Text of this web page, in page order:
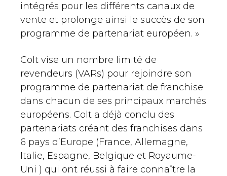
intégrés pour les différents canaux de
vente et prolonge ainsi le succès de son
programme de partenariat européen. »
Colt vise un nombre limité de
revendeurs (VARs) pour rejoindre son
programme de partenariat de franchise
dans chacun de ses principaux marchés
européens. Colt a déjà conclu des
partenariats créant des franchises dans
6 pays d’Europe (France, Allemagne,
Italie, Espagne, Belgique et Royaume-
Uni ) qui ont réussi à faire connaître la